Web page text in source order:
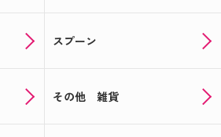
はオリジナルパッケージで決まり
スプーン
その他 雑貨